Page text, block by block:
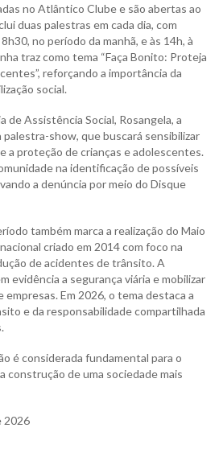
no Atlântico Clube e são abertas ao
duas palestras em cada dia, com
no período da manhã, e às 14h, à
traz como tema “Faça Bonito: Proteja
reforçando a importância da
social.
de Assistência Social, Rosangela, a
show, que buscará sensibilizar
a proteção de crianças e adolescentes.
na identificação de possíveis
a denúncia por meio do Disque
também marca a realização do Maio
criado em 2014 com foco na
de acidentes de trânsito. A
evidência a segurança viária e mobilizar
Em 2026, o tema destaca a
e da responsabilidade compartilhada
é considerada fundamental para o
construção de uma sociedade mais
2026